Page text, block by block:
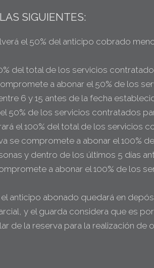
SIGUIENTES:
el 50% del anticipo cobrado
del total de los servicios
a abonar el 50% de los
6 y 15 antes de la fecha
de los servicios contratados
el 100% del total de los servicios
se compromete a abonar el 100%
y dentro de los últimos 5 días
a abonar el 100% de los
anticipo abonado quedará en
y el guarda considera que es
de la reserva para la realización de